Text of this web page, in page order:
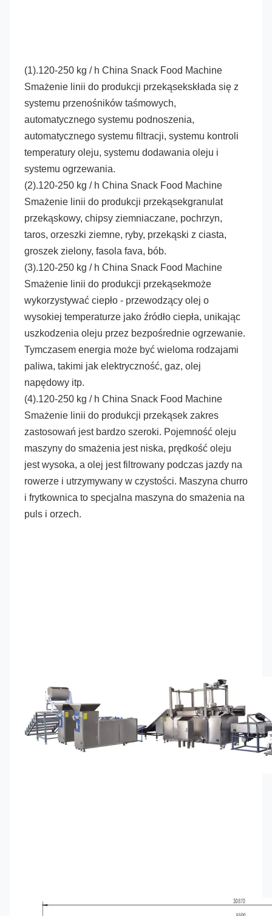
(1).120-250 kg / h China Snack Food Machine
Smażenie linii do produkcji przekąsekskłada się z
systemu przenośników taśmowych,
automatycznego systemu podnoszenia,
automatycznego systemu filtracji, systemu kontroli
temperatury oleju, systemu dodawania oleju i
systemu ogrzewania.
(2).120-250 kg / h China Snack Food Machine
Smażenie linii do produkcji przekąsekgranulat
przekąskowy, chipsy ziemniaczane, pochrzyn,
taros, orzeszki ziemne, ryby, przekąski z ciasta,
groszek zielony, fasola fava, bób.
(3).120-250 kg / h China Snack Food Machine
Smażenie linii do produkcji przekąsekmoże
wykorzystywać ciepło - przewodzący olej o
wysokiej temperaturze jako źródło ciepła, unikając
uszkodzenia oleju przez bezpośrednie ogrzewanie.
Tymczasem energia może być wieloma rodzajami
paliwa, takimi jak elektryczność, gaz, olej
napędowy itp.
(4).120-250 kg / h China Snack Food Machine
Smażenie linii do produkcji przekąsek zakres
zastosowań jest bardzo szeroki. Pojemność oleju
maszyny do smażenia jest niska, prędkość oleju
jest wysoka, a olej jest filtrowany podczas jazdy na
rowerze i utrzymywany w czystości. Maszyna churro
i frytkownica to specjalna maszyna do smażenia na
puls i orzech.